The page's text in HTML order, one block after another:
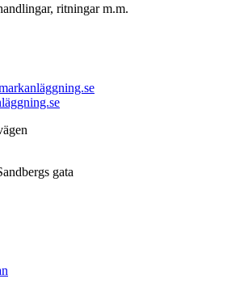
ritningar m.m.
gata